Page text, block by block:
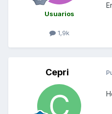
Usuarios
1,9k
Cepri